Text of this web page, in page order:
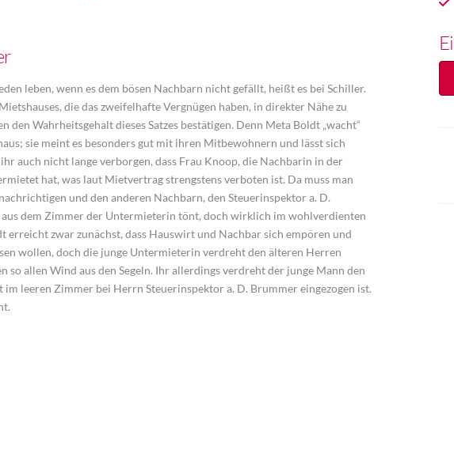
leben, wenn es dem bösen Nachbarn nicht gefällt, heißt es bei Schiller.
die das zweifelhafte Vergnügen haben, in direkter Nähe zu
den Wahrheitsgehalt dieses Satzes bestätigen. Denn Meta Boldt „wacht“
sie meint es besonders gut mit ihren Mitbewohnern und lässt sich
auch nicht lange verborgen, dass Frau Knoop, die Nachbarin in der
hat, was laut Mietvertrag strengstens verboten ist. Da muss man
und den anderen Nachbarn, den Steuerinspektor a. D.
aus dem Zimmer der Untermieterin tönt, doch wirklich im wohlverdienten
erreicht zwar zunächst, dass Hauswirt und Nachbar sich empören und
wollen, doch die junge Untermieterin verdreht den älteren Herren
so allen Wind aus den Segeln. Ihr allerdings verdreht der junge Mann den
im leeren Zimmer bei Herrn Steuerinspektor a. D. Brummer eingezogen ist.